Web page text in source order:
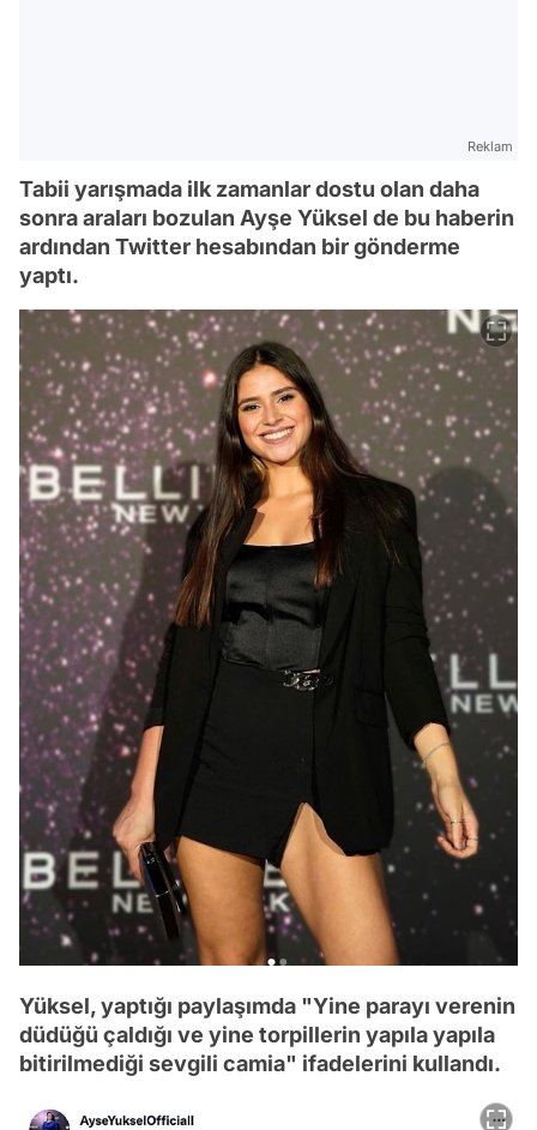
Reklam
Tabii yarışmada ilk zamanlar dostu olan daha
sonra araları bozulan Ayşe Yüksel de bu haberin
ardından Twitter hesabından bir gönderme
yaptı.
Yüksel, yaptığı paylaşımda "Yine parayı verenin
düdüğü çaldığı ve yine torpillerin yapıla yapıla
bitirilmediği sevgili camia" ifadelerini kullandı.